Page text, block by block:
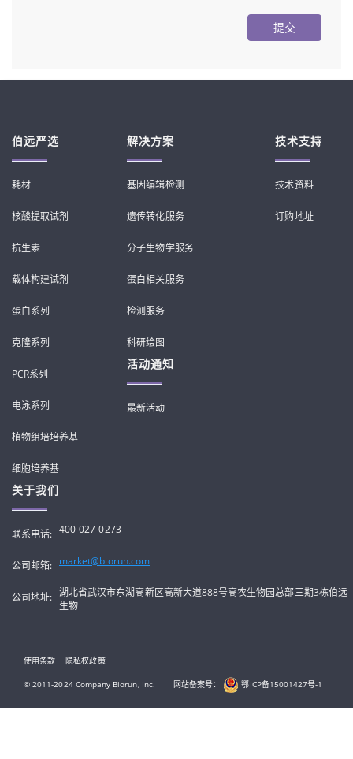
提交
伯远严选
耗材
核酸提取试剂
抗生素
载体构建试剂
蛋白系列
克隆系列
PCR系列
电泳系列
植物组培培养基
细胞培养基
解决方案
基因编辑检测
遗传转化服务
分子生物学服务
蛋白相关服务
检测服务
科研绘图
技术支持
技术资料
订购地址
活动通知
最新活动
关于我们
联系电话: 400-027-0273
公司邮箱: market@biorun.com
公司地址: 湖北省武汉市东湖高新区高新大道888号高农生物园总部三期3栋伯远
生物
使用条款 隐私权政策
© 2011-2024 Company Biorun, Inc. 网站备案号： 鄂ICP备15001427号-1